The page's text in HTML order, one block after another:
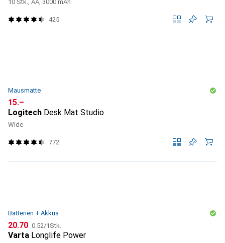
10 Stk., AA, 3000 mAh
425
Mausmatte
CHF
15.–
Logitech Desk Mat Studio
Wide
772
Batterien + Akkus
CHF
20.70 CHF
0.52/1Stk.
Varta Longlife Power